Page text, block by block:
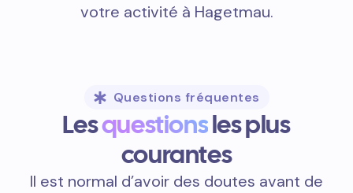
votre activité à Hagetmau.
Questions fréquentes
Lesquestionsles plus
courantes
Il est normal d’avoir des doutes avant de